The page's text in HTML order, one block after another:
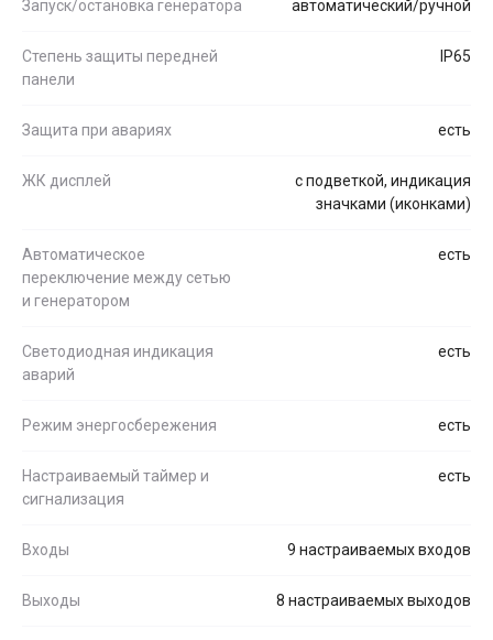
Запуск/остановка генератора автоматический/ручной
Степень защиты передней
панели
IP65
Защита при авариях есть
ЖК дисплей
с подветкой, индикация
значками (иконками)
Автоматическое
переключение между сетью
и генератором
есть
Светодиодная индикация
аварий
есть
Режим энергосбережения есть
Настраиваемый таймер и
сигнализация
есть
Входы 9 настраиваемых входов
Выходы 8 настраиваемых выходов